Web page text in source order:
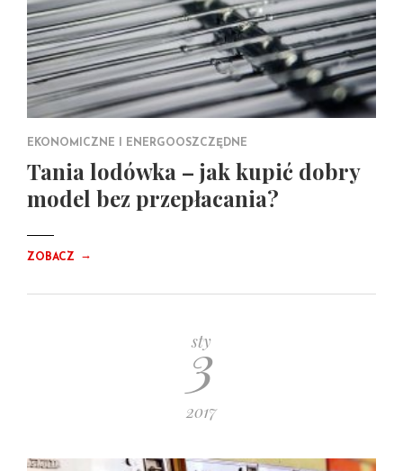
EKONOMICZNE I ENERGOOSZCZĘDNE
Tania lodówka – jak kupić dobry
model bez przepłacania?
ZOBACZ →
sty
3
2017